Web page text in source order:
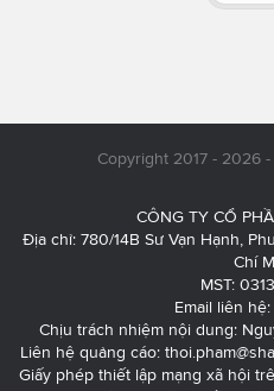
Copyright 2017 - 2026 -
CÔNG TY CỔ
Địa chỉ: 780/14B Sư Vạn Hạnh,
Chí
MST:
Email liên hệ:
Chịu trách nhiệm nội dung:
Liên hệ quảng cáo:
Giấy phép thiết lập mạng xã hội